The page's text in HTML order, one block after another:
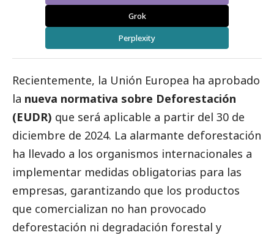
Grok
Perplexity
Recientemente, la Unión Europea ha aprobado
la nueva normativa sobre Deforestación
(EUDR) que será aplicable a partir del 30 de
diciembre de 2024. La alarmante deforestación
ha llevado a los organismos internacionales a
implementar medidas obligatorias para las
empresas, garantizando que los productos
que comercializan no han provocado
deforestación ni degradación forestal y